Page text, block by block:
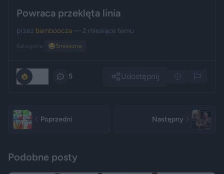
Powraca przeklęta linia
przez bamboocza — 2 miesiące temu
Kategoria: 😂Śmieszne
5 Udostępnij
Poprzedni Następny
Podobne posty